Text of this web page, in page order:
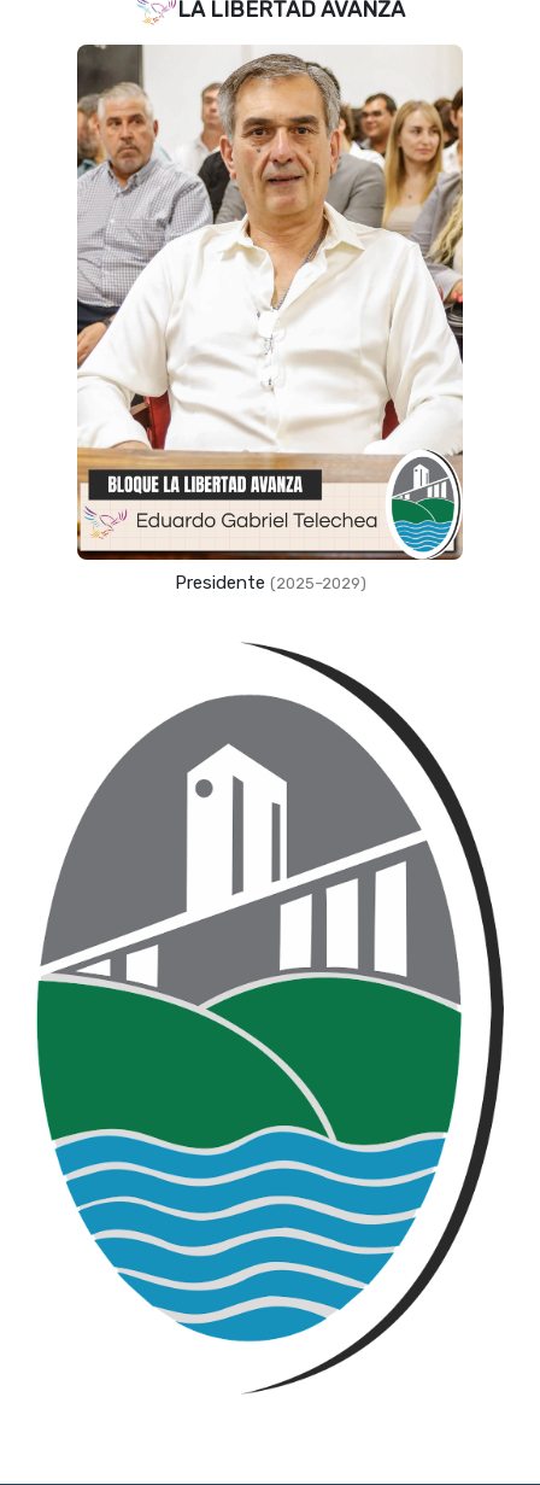
LA LIBERTAD AVANZA
Presidente (2025–2029)